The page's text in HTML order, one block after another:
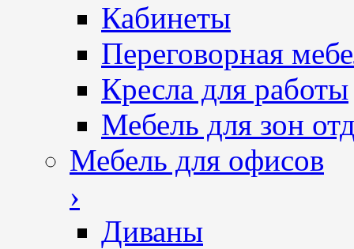
Кабинеты
Переговорная
Кресла для работы
Мебель для зон
Мебель для офисов
›
Диваны